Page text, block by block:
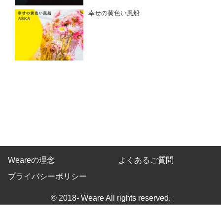
幸せの黄色い風船
Weareの理念
よくあるご質問
プライバシーポリシー
© 2018- Weare All rights reserved.